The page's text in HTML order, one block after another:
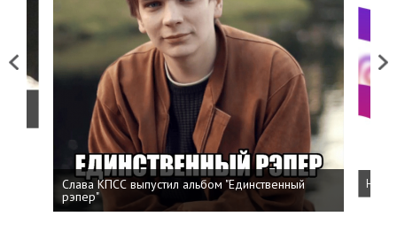
Previous
Слава КПСС выпустил альбом "Единственный
рэпер"
Next